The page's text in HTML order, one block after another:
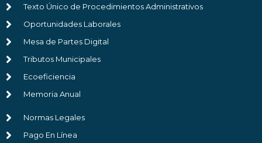
Texto Único de Procedimientos Administrativos
Oportunidades Laborales
Mesa de Partes Digital
Tributos Municipales
Ecoeficiencia
Memoria Anual
Normas Legales
Pago En Línea